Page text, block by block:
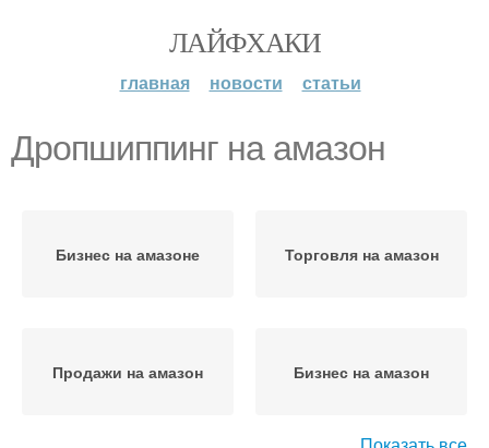
ЛАЙФХАКИ
главная новости статьи
Дропшиппинг на амазон
Бизнес на амазоне Торговля на амазон
Продажи на амазон Бизнес на амазон